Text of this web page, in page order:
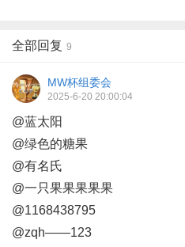
全部回复 9
MW杯组委会
2025-6-20 20:00:04
@蓝太阳
@绿色的糖果
@有名氏
@一只果果果果果
@1168438795
@zqh——123